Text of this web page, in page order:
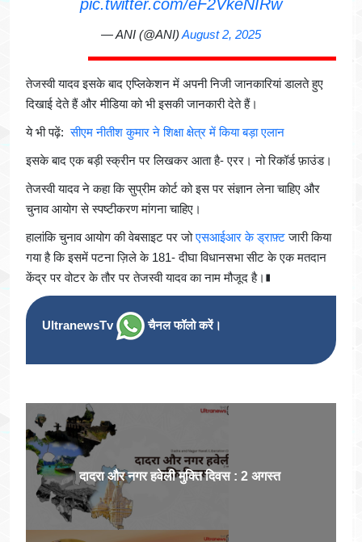
pic.twitter.com/eF2VkeNIRw
— ANI (@ANI) August 2, 2025
तेजस्वी यादव इसके बाद एप्लिकेशन में अपनी निजी जानकारियां डालते हुए
दिखाई देते हैं और मीडिया को भी इसकी जानकारी देते हैं।
ये भी पढ़ें:सीएम नीतीश कुमार ने शिक्षा क्षेत्र में किया बड़ा एलान
इसके बाद एक बड़ी स्क्रीन पर लिखकर आता है- एरर। नो रिकॉर्ड फ़ाउंड।
तेजस्वी यादव ने कहा कि सुप्रीम कोर्ट को इस पर संज्ञान लेना चाहिए और
चुनाव आयोग से स्पष्टीकरण मांगना चाहिए।
हालांकि चुनाव आयोग की वेबसाइट पर जोएसआईआर के ड्राफ़्टजारी किया
गया है कि इसमें पटना ज़िले के 181- दीघा विधानसभा सीट के एक मतदान
केंद्र पर वोटर के तौर पर तेजस्वी यादव का नाम मौजूद है।∎
UltranewsTv चैनल फॉलो करें।
दादरा और नगर हवेली मुक्ति दिवस : 2 अगस्त